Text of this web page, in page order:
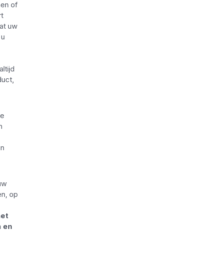
of
uw
op
en